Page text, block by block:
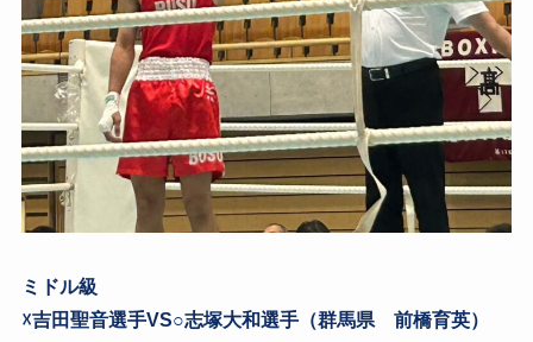
ミドル級
☓吉田聖音選手VS○志塚大和選手（群馬県 前橋育英）